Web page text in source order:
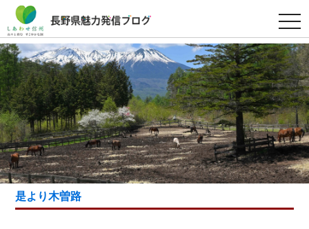
t
o
g
g
l
e
n
a
v
i
g
a
t
i
o
n
是より木曽路